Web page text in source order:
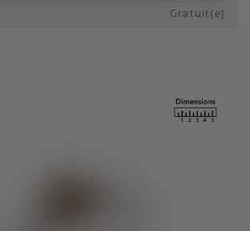
Gratuit(e)